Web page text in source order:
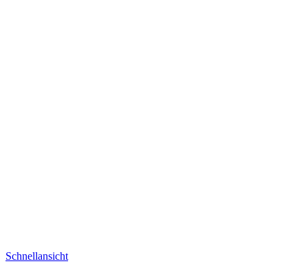
Schnellansicht